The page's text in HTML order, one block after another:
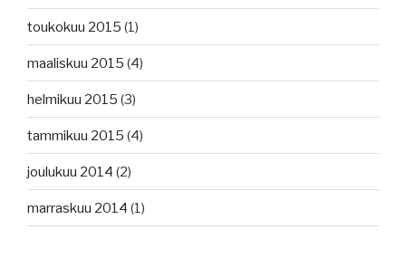
toukokuu 2015 (1)
maaliskuu 2015 (4)
helmikuu 2015 (3)
tammikuu 2015 (4)
joulukuu 2014 (2)
marraskuu 2014 (1)